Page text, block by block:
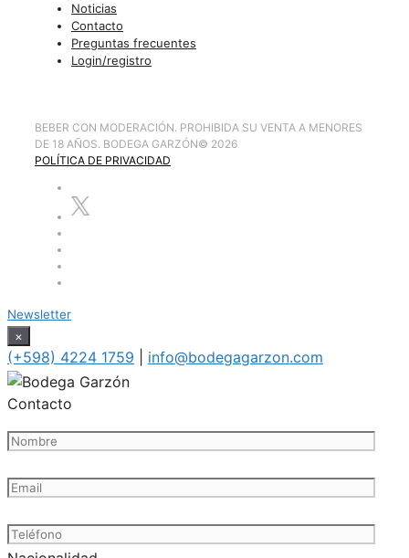
Noticias
Contacto
Preguntas frecuentes
Login/registro
BEBER CON MODERACIÓN. PROHIBIDA SU VENTA A MENORES
DE 18 AÑOS. BODEGA GARZÓN© 2026
POLÍTICA DE PRIVACIDAD
Newsletter
×
(+598) 4224 1759 info@bodegagarzon.com
Contacto